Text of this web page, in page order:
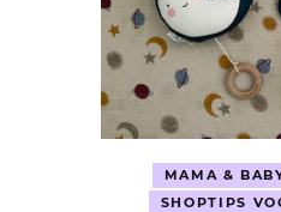
MAMA &
SHOPTIPS